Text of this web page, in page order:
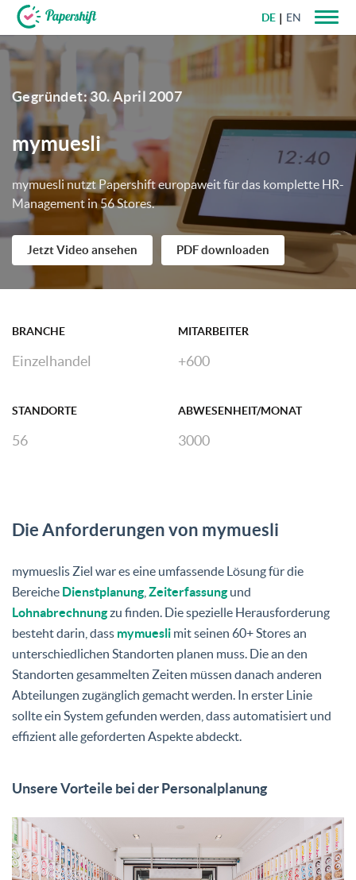
+49 721 50 95 79 69
DE EN
Gegründet: ‎30. April 2007
mymuesli
mymuesli nutzt Papershift europaweit für das komplette HR-
Management in 56 Stores.
Jetzt Video ansehen PDF downloaden
BRANCHE
Einzelhandel
MITARBEITER
+600
STANDORTE
56
ABWESENHEIT/MONAT
3000
Die Anforderungen von mymuesli
mymueslis Ziel war es eine umfassende Lösung für die
Bereiche Dienstplanung, Zeiterfassungund
Lohnabrechnungzu finden. Die spezielle Herausforderung
besteht darin, dass mymuesli mit seinen 60+ Stores an
unterschiedlichen Standorten planen muss. Die an den
Standorten gesammelten Zeiten müssen danach anderen
Abteilungen zugänglich gemacht werden. In erster Linie
sollte ein System gefunden werden, dass automatisiert und
effizient alle geforderten Aspekte abdeckt.
Unsere Vorteile bei der Personalplanung